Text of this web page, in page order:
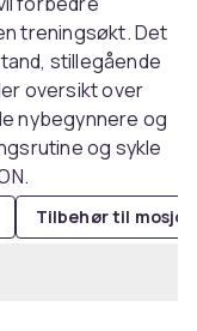
treningsøkt. Det
stillegående
oversikt over
nybegynnere og
og sykle
Tilbehør til